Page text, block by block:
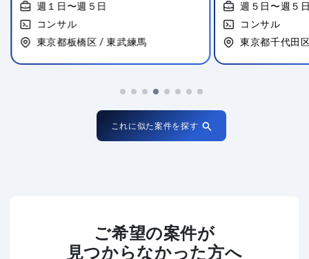
週１日〜週５日
コンサル
東京都板橋区 / 東武練馬
週５日〜週５
コンサル
東京都千代田
これに似た案件を探す
ご希望の案件が
見つからなかった方へ